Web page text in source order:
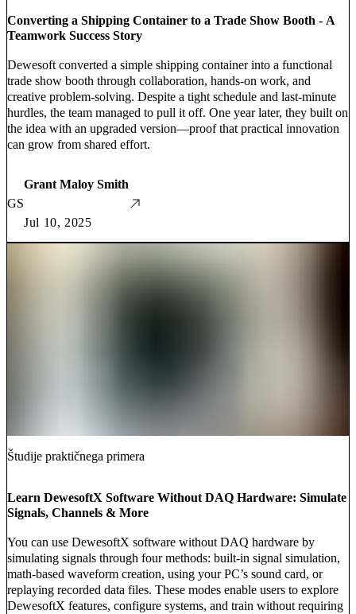
Converting a Shipping Container to a Trade Show Booth - A
Teamwork Success Story
Dewesoft converted a simple shipping container into a functional
trade show booth through collaboration, hands-on work, and
creative problem-solving. Despite a tight schedule and last-minute
hurdles, the team managed to pull it off. One year later, they built on
the idea with an upgraded version—proof that practical innovation
can grow from shared effort.
GS
Grant Maloy Smith
Jul 10, 2025
Študije praktičnega primera
Learn DewesoftX Software Without DAQ Hardware: Simulate
Signals, Channels & More
You can use DewesoftX software without DAQ hardware by
simulating signals through four methods: built-in signal simulation,
math-based waveform creation, using your PC’s sound card, or
replaying recorded data files. These modes enable users to explore
DewesoftX features, configure systems, and train without requiring